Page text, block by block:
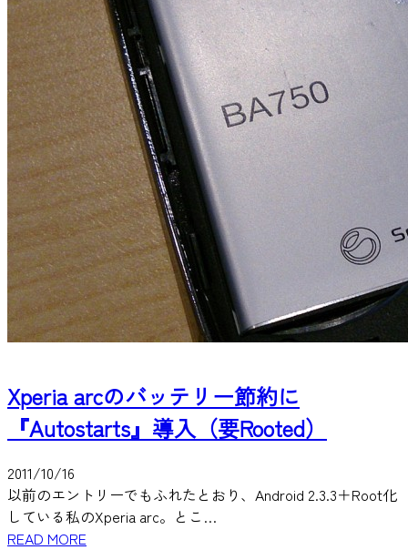
Xperia arcのバッテリー節約に
『Autostarts』導入（要Rooted）
2011/10/16
以前のエントリーでもふれたとおり、Android 2.3.3＋Root化
している私のXperia arc。とこ…
READ MORE